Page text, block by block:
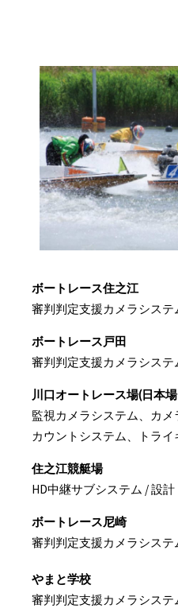
ボートレース住之江
審判判定支援カメラシステ
ボートレース戸田
審判判定支援カメラシステ
川口オートレース場(日本
監視カメラシステム、カ
カウントシステム、トラ
住之江競艇場
HD中継サブシステム / 設計
ボートレース尼崎
審判判定支援カメラシステ
やまと学校
審判判定支援カメラシステ